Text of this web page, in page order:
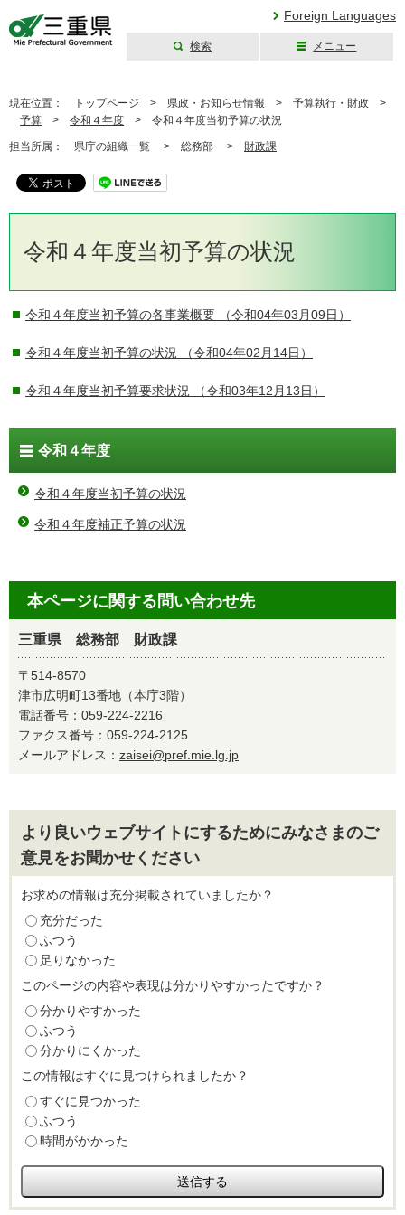
Foreign Languages
検索 メニュー
現在位置： トップページ > 県政・お知らせ情報 > 予算執行・財政 >
予算 > 令和４年度 > 令和４年度当初予算の状況
担当所属： 県庁の組織一覧 > 総務部 > 財政課
令和４年度当初予算の状況
令和４年度当初予算の各事業概要 （令和04年03月09日）
令和４年度当初予算の状況 （令和04年02月14日）
令和４年度当初予算要求状況 （令和03年12月13日）
令和４年度
令和４年度当初予算の状況
令和４年度補正予算の状況
本ページに関する問い合わせ先
三重県 総務部 財政課
〒514-8570
津市広明町13番地（本庁3階）
電話番号： 059-224-2216
ファクス番号：059-224-2125
メールアドレス： zaisei@pref.mie.lg.jp
より良いウェブサイトにするためにみなさまのご
意見をお聞かせください
お求めの情報は充分掲載されていましたか？
充分だった
ふつう
足りなかった
このページの内容や表現は分かりやすかったですか？
分かりやすかった
ふつう
分かりにくかった
この情報はすぐに見つけられましたか？
すぐに見つかった
ふつう
時間がかかった